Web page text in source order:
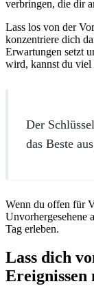
verbringen, die dir
Lass los von der
konzentriere dich
Erwartungen setzt
wird, kannst du
Der
das Beste
Wenn du offen für
Unvorhergesehene
Tag erleben.
Lass dich
Ereignissen